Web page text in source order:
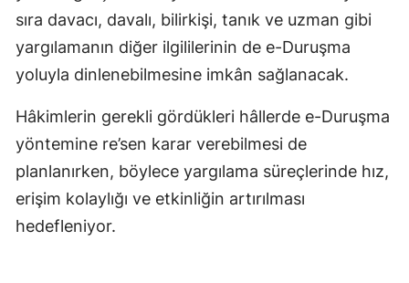
sıra davacı, davalı, bilirkişi, tanık ve uzman gibi
yargılamanın diğer ilgililerinin de e-Duruşma
yoluyla dinlenebilmesine imkân sağlanacak.
Hâkimlerin gerekli gördükleri hâllerde e-Duruşma
yöntemine re’sen karar verebilmesi de
planlanırken, böylece yargılama süreçlerinde hız,
erişim kolaylığı ve etkinliğin artırılması
hedefleniyor.